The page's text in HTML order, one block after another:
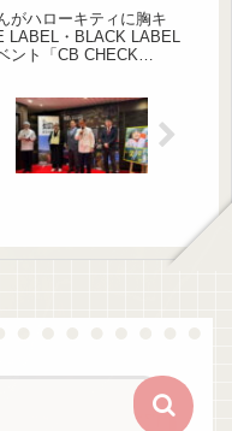
がハローキティに胸キ
LABEL・BLACK LABEL
ント「CB CHECK